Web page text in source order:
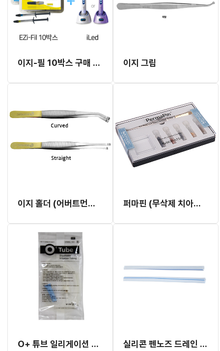
이지-필 10박스 구매 시 iLed 추가 증정 이지 그립
이지 홀더 (어버트먼트 홀더) 퍼마핀 (무삭제 치아보철, 핀 유지 보철 시스템)
O+ 튜브 일리게이션 튜브 (KaVo 호환) 실리콘 펜노즈 드레인 튜브